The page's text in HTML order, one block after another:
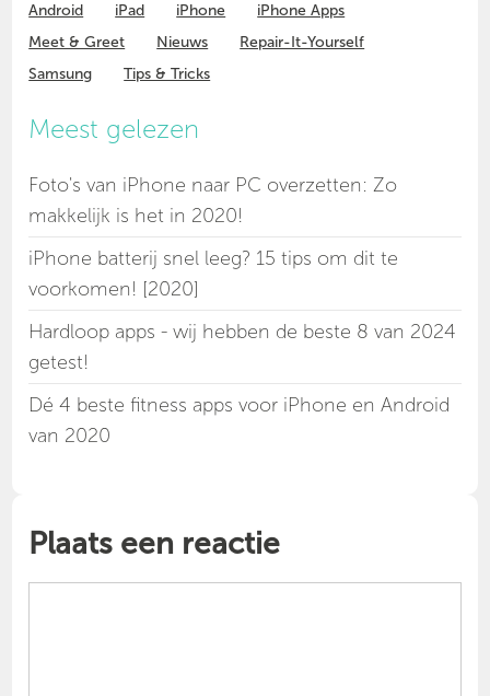
Android iPad iPhone
iPhone Apps
Meet & Greet
Nieuws
Repair-It-Yourself
Samsung
Tips & Tricks
Meest gelezen
Foto's van iPhone naar PC overzetten: Zo
makkelijk is het in 2020!
iPhone batterij snel leeg? 15 tips om dit te
voorkomen! [2020]
Hardloop apps - wij hebben de beste 8 van 2024
getest!
Dé 4 beste fitness apps voor iPhone en Android
van 2020
Plaats een reactie